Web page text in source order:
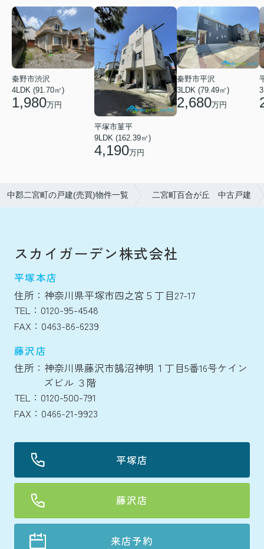
秦野市渋沢
4LDK (91.70㎡)
1,980万円
平塚市菫平
9LDK (162.39㎡)
4,190万円
秦野市平沢
3LDK (79.49㎡)
2,680万円
中郡二宮町の戸建(売買)物件一覧 二宮町百合が丘 中古戸建
スカイガーデン株式会社
平塚本店
住所：神奈川県平塚市四之宮５丁目27-17
TEL：0120-95-4548
FAX：0463-86-6239
藤沢店
住所：神奈川県藤沢市鵠沼神明１丁目5番16号ケイン
ズビル ３階
TEL：0120-500-791
FAX：0466-21-9923
平塚店
藤沢店
来店予約